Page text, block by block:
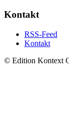
Kontakt
RSS-Feed
Kontakt
© Edition Kontext